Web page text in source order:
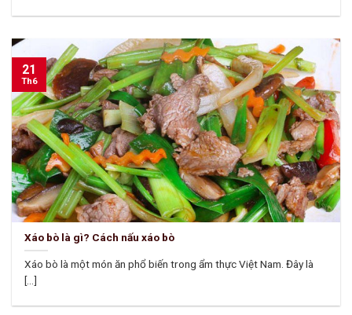
Xáo bò là gì? Cách nấu xáo bò
Xáo bò là một món ăn phổ biến trong ẩm thực Việt Nam. Đây là
[...]
21
Th6